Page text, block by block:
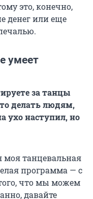
это, конечно,
денег или еще
умеет
за танцы
делать людям,
ухо наступил, но
моя танцевальная
программа — с
что мы можем
давайте